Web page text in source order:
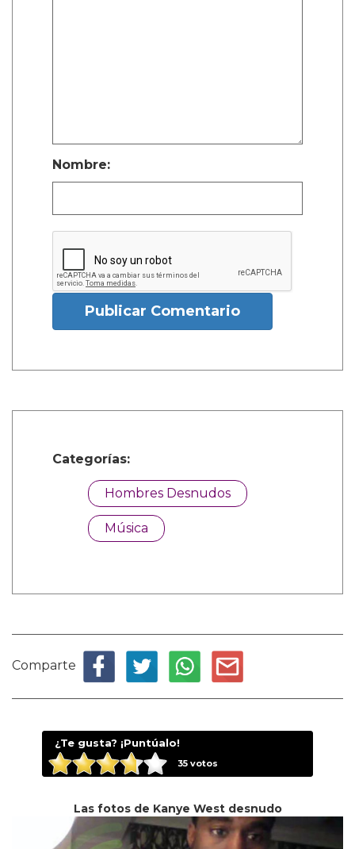
Nombre:
Publicar Comentario
Categorías:
Hombres Desnudos
Música
Comparte
¿Te gusta? ¡Puntúalo!
35votos
Las fotos de Kanye West desnudo